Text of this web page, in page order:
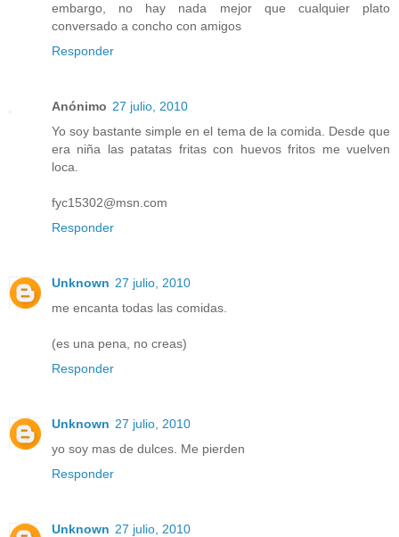
embargo, no hay nada mejor que cualquier plato
conversado a concho con amigos
Responder
Anónimo 27 julio, 2010
Yo soy bastante simple en el tema de la comida. Desde que
era niña las patatas fritas con huevos fritos me vuelven
loca.
fyc15302@msn.com
Responder
Unknown 27 julio, 2010
me encanta todas las comidas.
(es una pena, no creas)
Responder
Unknown 27 julio, 2010
yo soy mas de dulces. Me pierden
Responder
Unknown 27 julio, 2010